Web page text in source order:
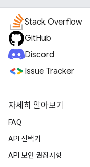
Stack Overflow
GitHub
Discord
Issue Tracker
자세히 알아보기
FAQ
API 선택기
API 보안 권장사항